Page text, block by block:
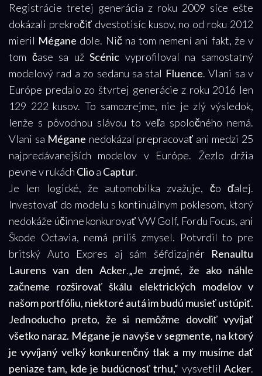
Registrácie tretej generácia z roku 2009 síce ešte
dokázali prekročiť dvestotisíc kusov, no od roku 2012
mieril Mégane dole. Nič na tom nemení ani fakt, že v
tom čase sa užScénic vyprofiloval na samostatný
modelový rad a zo sedanu sa stal Fluence. Vlani sa v
Európe predalo zo štvrtej generácie z roku 2016 len
129 222 kusov. To samozrejme, nie je zlý výsledok,
lenže s pôvodnou slávou to veľa spoločného nemá.
Vlani sa Mégane nedokázal prepracovať ani medzi 25
najpredáva­nejších modelov v Európe. Žezlo držia
pevne v rukách Clioa Captur.
Je len logické, že automobilka zvažuje, čo ďalej.
Investovať do modelu s kontinuálnym poklesom, ktorý
nedokáže účinne konkurovať VW Golf, Fordu Focus, ani
Škode Octavia, nemá príliš zmysel. Potvrdil to pre
britský Auto Expres aj sám šéfdizajnér Renaultu
Laurens van den Acker.„Je zrejmé, že ako náhle
začneme rozširovať škálu elektrických modelov v
našom portfóliu, niektoré autá im budú musieť ustúpiť.
Jednoducho preto, že si nemôžme dovoliť vyvíjať
všetko naraz. Mégane je navyše v segmente, na ktorý
je vyvíjaný veľký konkurenčný tlak a my musíme dať
peniaze tam, kde je budúcnosť trhu,“ vysvetlil Acker.